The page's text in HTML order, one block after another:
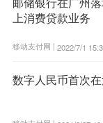
上消费贷款业务
移动支付网 | 2022/7/1
数字人民币首次